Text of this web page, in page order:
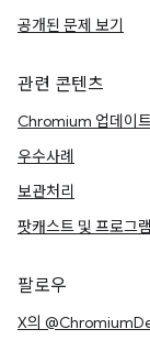
공개된 문제 보기
관련 콘텐츠
Chromium 업데이
우수사례
보관처리
팟캐스트 및 프로그램
팔로우
X의